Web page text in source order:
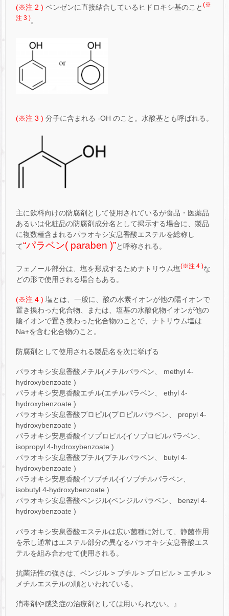
(※注 2 ) ベンゼンに直接結合しているヒドロキシ基のこと (※
注 3 )。
(※注 3 ) 分子に含まれる -OH のこと。水酸基とも呼ばれる。
主に飲料向けの防腐剤として使用されているが食品・医薬品
あるいは化粧品の防腐剤成分名として掲示する場合に、製品
に複数種含まれるパラオキシ安息香酸エステルを総称し
て“パラベン( paraben )”と呼称される。
フェノール部分は、塩を形成するためナトリウム塩(※注 4 )な
どの形で使用される場合もある。
(※注 4 ) 塩とは、一般に、酸の水素イオンが他の陽イオンで
置き換わった化合物、または、塩基の水酸化物イオンが他の
陰イオンで置き換わった化合物のことで、ナトリウム塩は
Na+を含む化合物のこと。
防腐剤として使用される製品名を次に挙げる
パラオキシ安息香酸メチル(メチルパラベン、 methyl 4-
hydroxybenzoate )
パラオキシ安息香酸エチル(エチルパラベン、 ethyl 4-
hydroxybenzoate )
パラオキシ安息香酸プロピル(プロピルパラベン、 propyl 4-
hydroxybenzoate )
パラオキシ安息香酸イソプロピル(イソプロピルパラベン、
isopropyl 4-hydroxybenzoate )
パラオキシ安息香酸ブチル(ブチルパラベン、 butyl 4-
hydroxybenzoate )
パラオキシ安息香酸イソブチル(イソブチルパラベン、
isobutyl 4-hydroxybenzoate )
パラオキシ安息香酸ベンジル(ベンジルパラベン、 benzyl 4-
hydroxybenzoate )
パラオキシ安息香酸エステルは広い菌種に対して、静菌作用
を示し通常はエステル部分の異なるパラオキシ安息香酸エス
テルを組み合わせて使用される。
抗菌活性の強さは、ベンジル > ブチル > プロピル > エチル >
メチルエステルの順といわれている。
消毒剤や感染症の治療剤としては用いられない。』